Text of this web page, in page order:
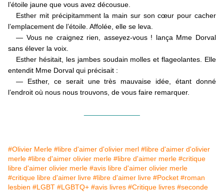
l’étoile jaune que vous avez décousue.
Esther mit précipitamment la main sur son cœur pour cacher
l’emplacement de l’étoile. Affolée, elle se leva.
— Vous ne craignez rien, asseyez-vous ! lança Mme Dorval
sans élever la voix.
Esther hésitait, les jambes soudain molles et flageolantes. Elle
entendit Mme Dorval qui précisait :
— Esther, ce serait une très mauvaise idée, étant donné
l’endroit où nous nous trouvons, de vous faire remarquer.
#Olivier Merle #libre d'aimer d'olivier merl #libre d'aimer d'olivier
merle #libre d'aimer olivier merle #libre d'aimer merle #critique
libre d'aimer olivier merle #avis libre d'aimer olivier merle
#critique libre d'aimer livre #libre d'aimer livre #Pocket #roman
lesbien #LGBT #LGBTQ+ #avis livres #Critique livres #seconde